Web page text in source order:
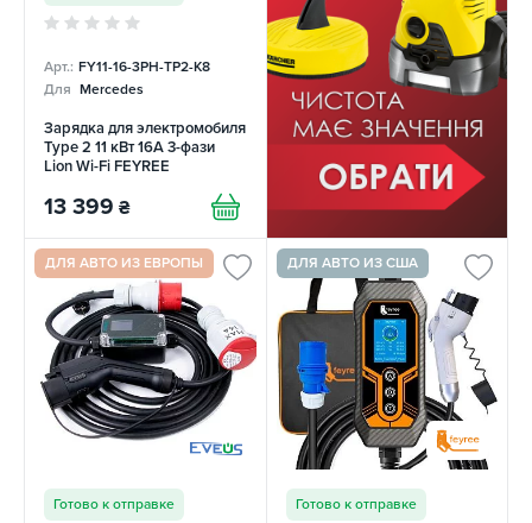
Арт.: FY11-16-3PH-TP2-K8
Для Mercedes
Зарядка для электромобиля
Type 2 11 кВт 16A 3-фази
Lion Wi-Fi FEYREE
13 399 ₴
ДЛЯ АВТО ИЗ ЕВРОПЫ
Готово к отправке
ДЛЯ АВТО ИЗ США
Готово к отправке